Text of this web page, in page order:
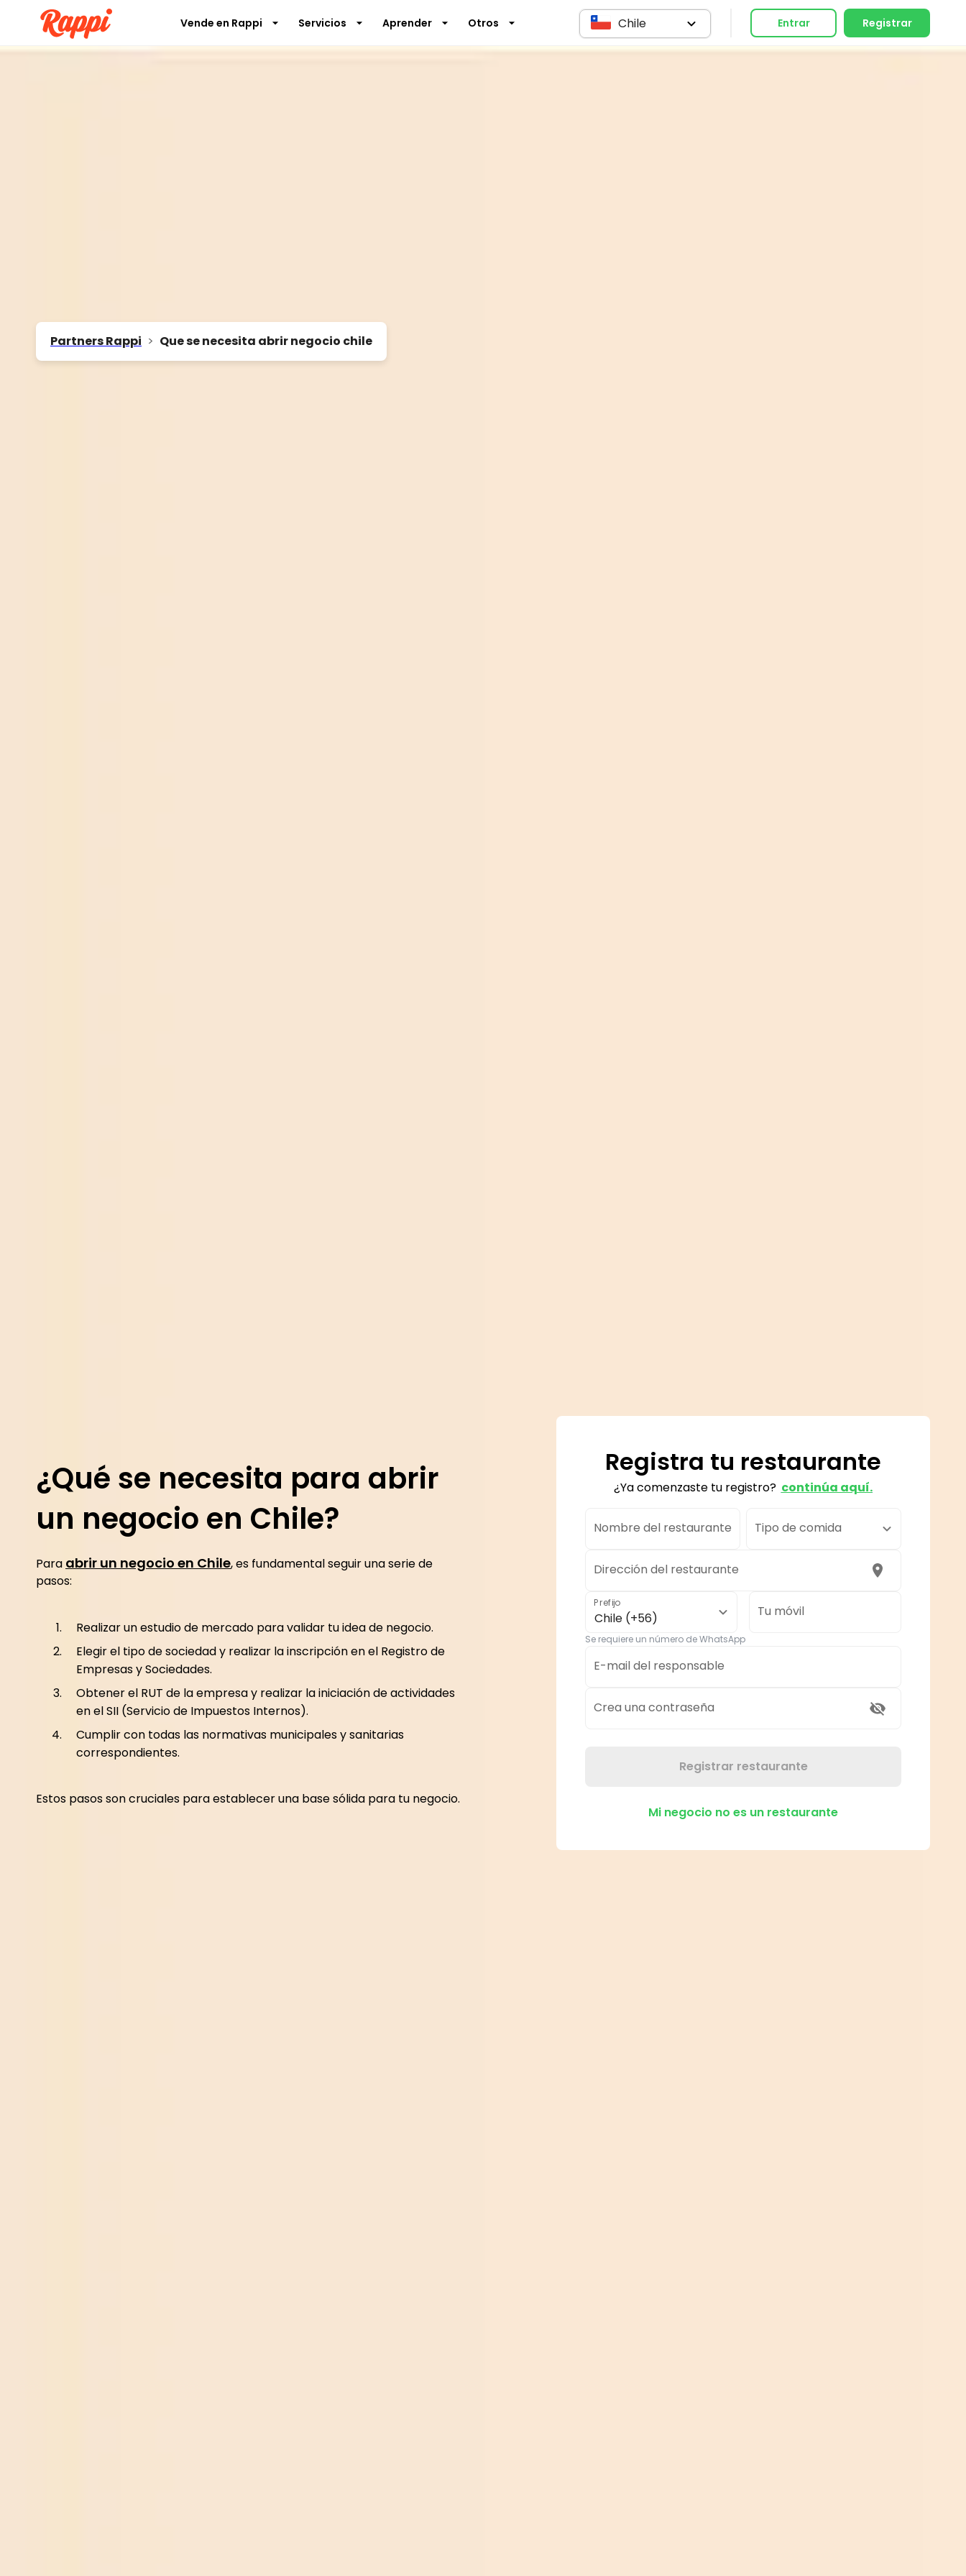
Vende en Rappi Servicios Aprender Otros
Partners Rappi > Que se necesita abrir negocio chile
Chile Entrar Registrar
¿Qué se necesita para abrir
un negocio en Chile?
Para abrir un negocio en Chile, es fundamental seguir una serie de
pasos:
Realizar un estudio de mercado para validar tu idea de negocio.
Elegir el tipo de sociedad y realizar la inscripción en el Registro de
Empresas y Sociedades.
Obtener el RUT de la empresa y realizar la iniciación de actividades
en el SII (Servicio de Impuestos Internos).
Cumplir con todas las normativas municipales y sanitarias
correspondientes.
Estos pasos son cruciales para establecer una base sólida para tu negocio.
Registra tu restaurante
¿Ya comenzaste tu registro? continúa aquí.
Nombre del restaurante Tipo de comida
Dirección del restaurante
Prefijo
Chile (+56) Tu móvil
Se requiere un número de WhatsApp
E-mail del responsable
Crea una contraseña
Registrar restaurante
Mi negocio no es un restaurante